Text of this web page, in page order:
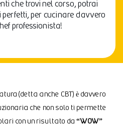
che trovi nel corso, potrai
per cucinare davvero
professionista!
(detta anche CBT) è davvero
che non solo ti permette
con un risultato da “WOW”